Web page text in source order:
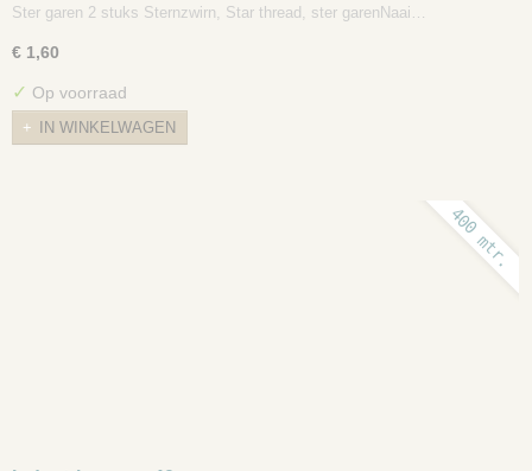
Ster garen 2 stuks Sternzwirn, Star thread, ster garenNaai…
€ 1,60
✓ Op voorraad
IN WINKELWAGEN
400 mtr.